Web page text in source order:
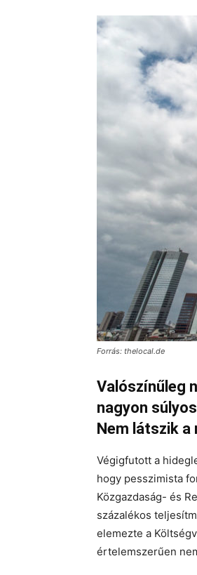
Forrás: thelocal.de
Valószínűleg
nagyon
Nem látszik a
Végigfutott a
hogy pesszimista
Közgazdaság- és
százalékos
elemezte a
értelemszerűen